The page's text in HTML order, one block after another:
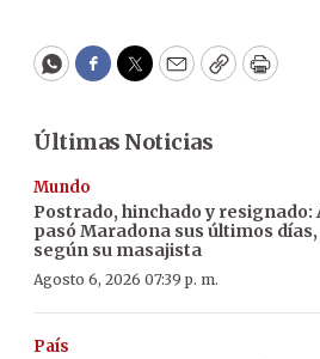
WhatsApp
Facebook
Twitter
EmailCopyPrint
Últimas Noticias
Mundo
Postrado, hinchado y resignado:
pasó Maradona sus últimos días,
según su masajista
Agosto 6, 2026 07:39 p. m.
País